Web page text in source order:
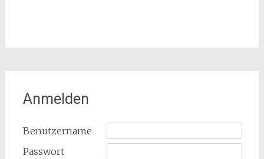
Anmelden
Benutzername
Passwort